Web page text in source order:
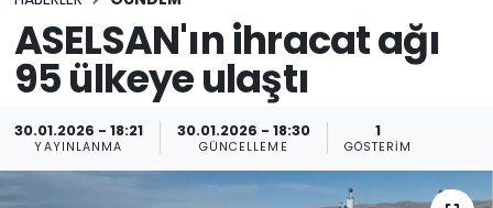
ASELSAN'ın ihracat ağı
95 ülkeye ulaştı
30.01.2026 - 18:21
YAYINLANMA
30.01.2026 - 18:30
GÜNCELLEME
1
GÖSTERIM
Son Dakika Haberleri
Haber Arşivi